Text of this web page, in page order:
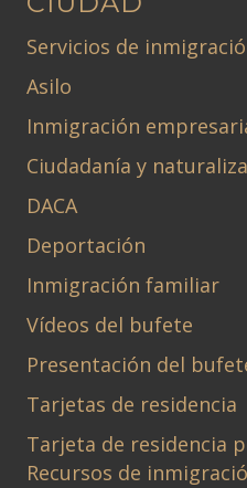
Servicios de
Asilo
Inmigración
Ciudadanía y
DACA
Deportación
Inmigración familiar
Vídeos del bufete
Presentación del
Tarjetas de residencia
Tarjeta de residencia
Recursos de